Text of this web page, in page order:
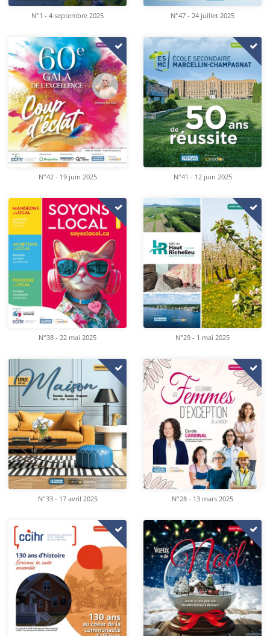
N°1 - 4 septembre 2025 N°47 - 24 juillet 2025
N°42 - 19 juin 2025 N°41 - 12 juin 2025
N°38 - 22 mai 2025 N°29 - 1 mai 2025
N°33 - 17 avril 2025 N°28 - 13 mars 2025